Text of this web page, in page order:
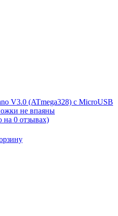
V3.0 (ATmega328) c MicroUSB
не впаяны
на 0 отзывах)